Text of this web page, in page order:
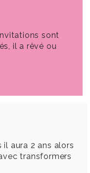
sont
il a rêvé ou
il aura 2 ans alors
transformers